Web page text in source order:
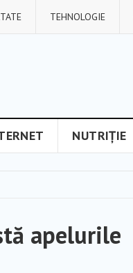
TEHNOLOGIE
NUTRIȚIE
apelurile